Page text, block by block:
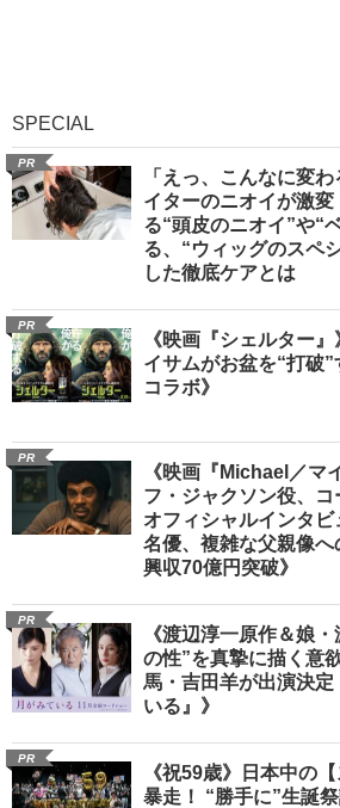
SPECIAL
PR
「えっ、こんなに変
イターのニオイが激
る“頭皮のニオイ”や“
る、“ウィッグのスペ
した徹底ケアとは
PR
《映画『シェルター
イサムがお盆を“打破”
コラボ》
PR
《映画『Michael／マ
フ・ジャクソン役、
オフィシャルインタ
名優、複雑な父親像
興収70億円突破》
PR
《渡辺淳一原作＆娘
の性”を真摯に描く意
馬・吉田羊が出演決
いる』》
PR
《祝59歳》日本中の
暴走！ “勝手に”生誕